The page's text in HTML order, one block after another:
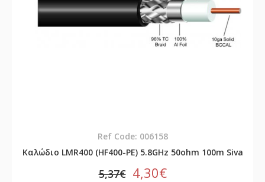
Ref Code: 006158
Καλώδιο LMR400 (HF400-PE) 5.8GHz 50ohm 100m Siva
5,37€ 4,30€